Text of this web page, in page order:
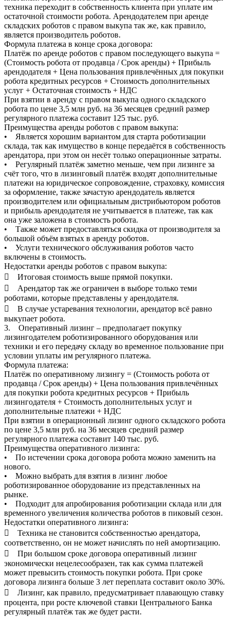
техника переходит в собственность клиента при уплате им
остаточной стоимости робота. Арендодателем при аренде
складских роботов с правом выкупа так же, как правило,
является производитель роботов.
Формула платежа в конце срока договора:
Платёж по аренде роботов с правом последующего выкупа =
(Стоимость робота от продавца / Срок аренды) + Прибыль
арендодателя + Цена пользования привлечённых для покупки
робота кредитных ресурсов + Стоимость дополнительных
услуг + Остаточная стоимость + НДС
При взятии в аренду с правом выкупа одного складского
робота по цене 3,5 млн руб. на 36 месяцев средний размер
регулярного платежа составит 125 тыс. руб.
Преимущества аренды роботов с правом выкупа:
• Является хорошим вариантом для старта роботизации
склада, так как имущество в конце передаётся в собственность
арендатора, при этом он несёт только операционные затраты.
• Регулярный платёж заметно меньше, чем при лизинге за
счёт того, что в лизинговый платёж входят дополнительные
платежи на юридическое сопровождение, страховку, комиссия
за оформление, также зачастую арендодатель является
производителем или официальным дистрибьютором роботов
и прибыль арендодателя не учитывается в платеже, так как
она уже заложена в стоимость робота.
• Также может предоставляться скидка от производителя за
большой объём взятых в аренду роботов.
• Услуги технического обслуживания роботов часто
включены в стоимость.
Недостатки аренды роботов с правом выкупа:
 Итоговая стоимость выше прямой покупки.
 Арендатор так же ограничен в выборе только теми
роботами, которые представлены у арендодателя.
 В случае устаревания технологии, арендатор всё равно
выкупает робота.
3. Оперативный лизинг – предполагает покупку
лизингодателем роботизированного оборудования или
техники и его передачу складу во временное пользование при
условии уплаты им регулярного платежа.
Формула платежа:
Платёж по оперативному лизингу = (Стоимость робота от
продавца / Срок аренды) + Цена пользования привлечённых
для покупки робота кредитных ресурсов + Прибыль
лизингодателя + Стоимость дополнительных услуг и
дополнительные платежи + НДС
При взятии в операционный лизинг одного складского робота
по цене 3,5 млн руб. на 36 месяцев средний размер
регулярного платежа составит 140 тыс. руб.
Преимущества оперативного лизинга:
• По истечении срока договора робота можно заменить на
нового.
• Можно выбрать для взятия в лизинг любое
роботизированное оборудование из представленных на
рынке.
• Подходит для апробирования роботизации склада или для
временного увеличения количества роботов в пиковый сезон.
Недостатки оперативного лизинга:
 Техника не становится собственностью арендатора,
соответственно, он не может начислять по ней амортизацию.
 При большом сроке договора оперативный лизинг
экономически нецелесообразен, так как сумма платежей
может превысить стоимость покупки робота. При сроке
договора лизинга больше 3 лет переплата составит около 30%.
 Лизинг, как правило, предусматривает плавающую ставку
процента, при росте ключевой ставки Центрального Банка
регулярный платёж так же будет расти.